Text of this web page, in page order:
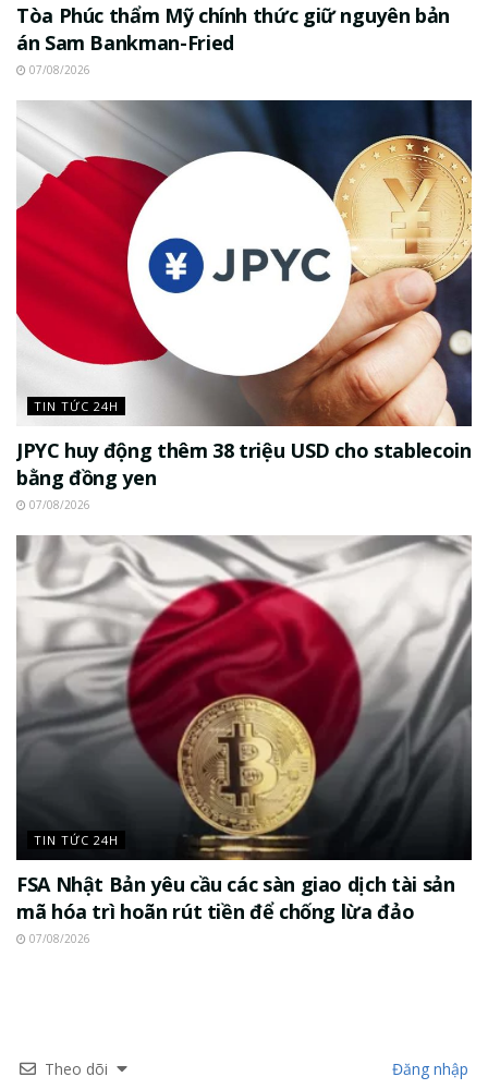
Tòa Phúc thẩm Mỹ chính thức giữ nguyên bản
án Sam Bankman-Fried
07/08/2026
TIN TỨC 24H
JPYC huy động thêm 38 triệu USD cho stablecoin
bằng đồng yen
07/08/2026
TIN TỨC 24H
FSA Nhật Bản yêu cầu các sàn giao dịch tài sản
mã hóa trì hoãn rút tiền để chống lừa đảo
07/08/2026
Theo dõi Đăng nhập